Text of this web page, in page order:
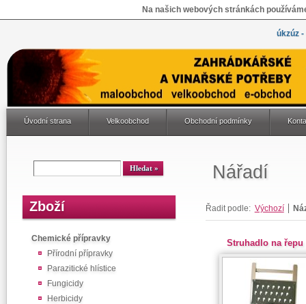
Na našich webových stránkách
úkzúz
Úvodní strana Velkoobchod Obchodní podmínky
Zboží
Chemické přípravky
Přírodní přípravky
Parazitické hlístice
Fungicidy
Herbicidy
Nářadí
Řadit podle: Výchozí
Struhadlo na řepu